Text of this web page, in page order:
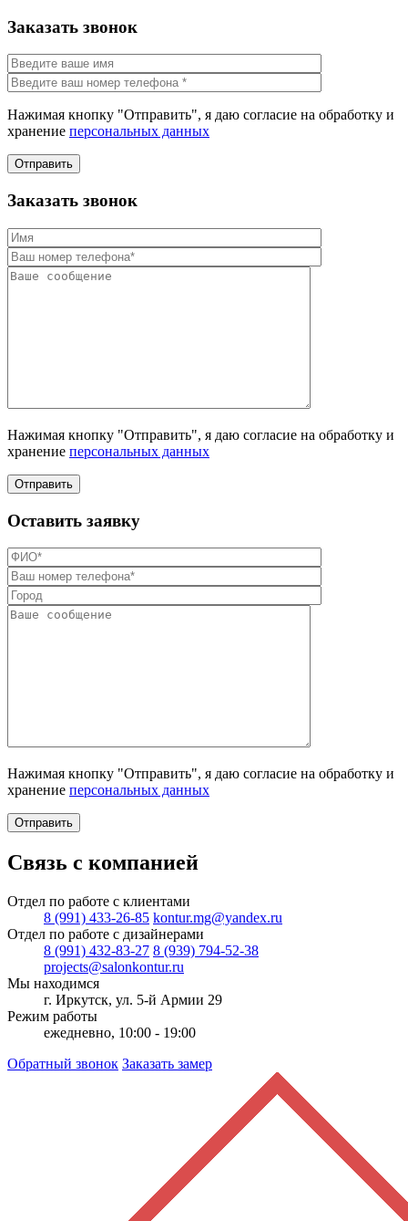
Заказать звонок
Нажимая кнопку "Отправить", я даю согласие на обработку и
хранение персональных данных
Отправить
Заказать звонок
Нажимая кнопку "Отправить", я даю согласие на обработку и
хранение персональных данных
Отправить
Оставить заявку
Нажимая кнопку "Отправить", я даю согласие на обработку и
хранение персональных данных
Отправить
Связь с компанией
Отдел по работе с клиентами
8 (991) 433-26-85 kontur.mg@yandex.ru
Отдел по работе с дизайнерами
8 (991) 432-83-27 8 (939) 794-52-38
projects@salonkontur.ru
Мы находимся
г. Иркутск, ул. 5-й Армии 29
Режим работы
ежедневно, 10:00 - 19:00
Обратный звонок Заказать замер